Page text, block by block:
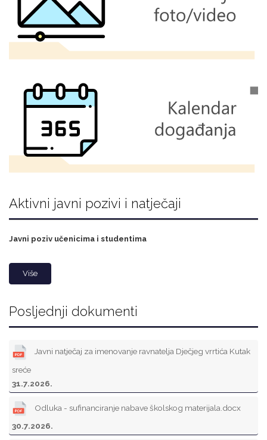
Aktivni javni pozivi i natječaji
Javni poziv učenicima i studentima
Više
Posljednji dokumenti
Javni natječaj za imenovanje ravnatelja Dječjeg vrrtića Kutak
sreće
31.7.2026.
Odluka - sufinanciranje nabave školskog materijala.docx
30.7.2026.